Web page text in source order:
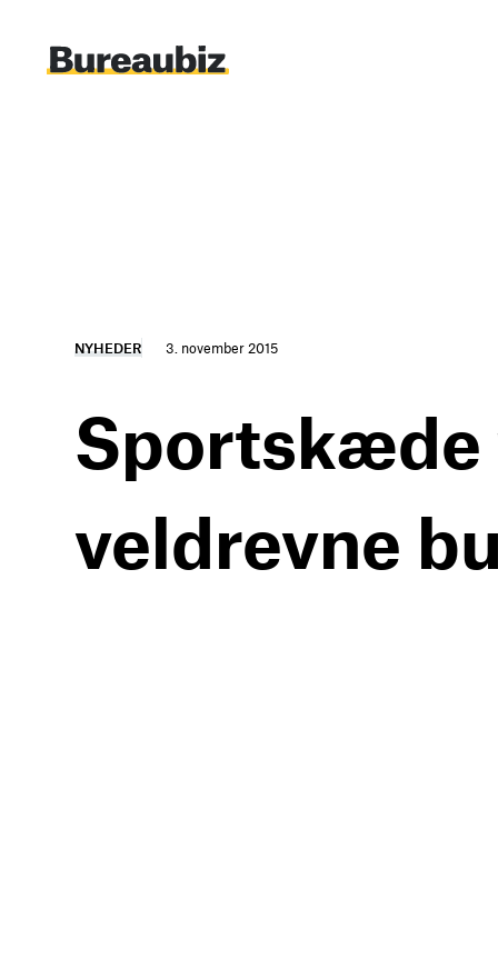
indhold
NYHEDER 3. november 2015
Sportskæde
veldrevne